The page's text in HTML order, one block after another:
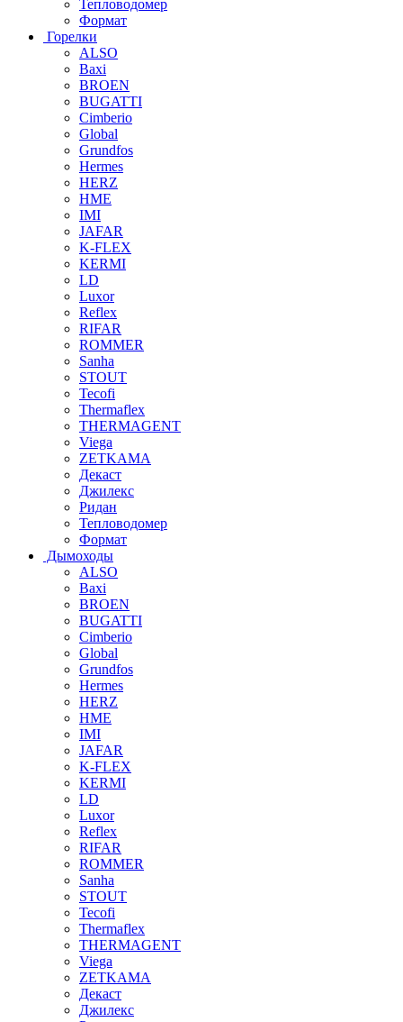
Тепловодомер
Формат
Горелки
ALSO
Baxi
BROEN
BUGATTI
Cimberio
Global
Grundfos
Hermes
HERZ
HME
IMI
JAFAR
K-FLEX
KERMI
LD
Luxor
Reflex
RIFAR
ROMMER
Sanha
STOUT
Tecofi
Thermaflex
THERMAGENT
Viega
ZETKAMA
Декаст
Джилекс
Ридан
Тепловодомер
Формат
Дымоходы
ALSO
Baxi
BROEN
BUGATTI
Cimberio
Global
Grundfos
Hermes
HERZ
HME
IMI
JAFAR
K-FLEX
KERMI
LD
Luxor
Reflex
RIFAR
ROMMER
Sanha
STOUT
Tecofi
Thermaflex
THERMAGENT
Viega
ZETKAMA
Декаст
Джилекс